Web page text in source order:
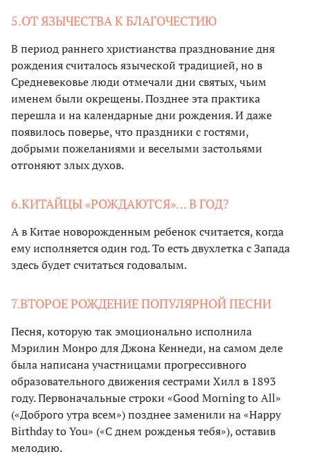
5.ОТ ЯЗЫЧЕСТВА К БЛАГОЧЕСТИЮ
В период раннего христианства празднование дня
рождения считалось языческой традицией, но в
Средневековье люди отмечали дни святых, чьим
именем были окрещены. Позднее эта практика
перешла и на календарные дни рождения. И даже
появилось поверье, что праздники с гостями,
добрыми пожеланиями и веселыми застольями
отгоняют злых духов.
6.КИТАЙЦЫ «РОЖДАЮТСЯ»… В ГОД?
А в Китае новорожденным ребенок считается, когда
ему исполняется один год. То есть двухлетка с Запада
здесь будет считаться годовалым.
7.ВТОРОЕ РОЖДЕНИЕ ПОПУЛЯРНОЙ ПЕСНИ
Песня, которую так эмоционально исполнила
Мэрилин Монро для Джона Кеннеди, на самом деле
была написана участницами прогрессивного
образовательного движения сестрами Хилл в 1893
году. Первоначальные строки «Good Morning to All»
(«Доброго утра всем») позднее заменили на «Happy
Birthday to You» («С днем рожденья тебя»), оставив
мелодию.